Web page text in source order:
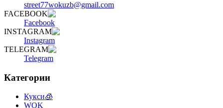
street77wokuzb@gmail.com
FACEBOOK
Facebook
INSTAGRAM
Instagram
TELEGRAM
Telegram
Категории
Кукси🧊
WOK